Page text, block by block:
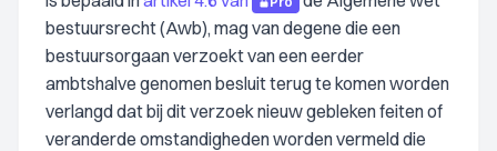
bestuursrecht (Awb), mag van degene die een
bestuursorgaan verzoekt van een eerder
ambtshalve genomen besluit terug te komen worden
verlangd dat bij dit verzoek nieuw gebleken feiten of
veranderde omstandigheden worden vermeld die